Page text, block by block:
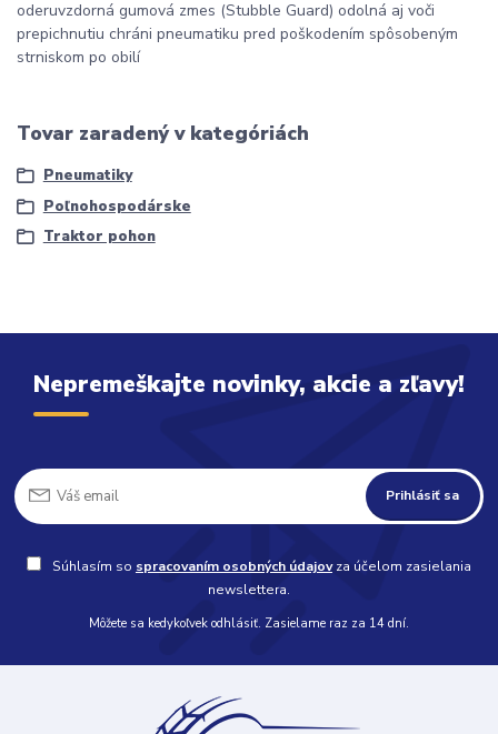
oderuvzdorná gumová zmes (Stubble Guard) odolná aj voči
prepichnutiu chráni pneumatiku pred poškodením spôsobeným
strniskom po obilí
Tovar zaradený v kategóriách
Pneumatiky
Poľnohospodárske
Traktor pohon
Nepremeškajte novinky, akcie a zľavy!
Prihlásiť sa
Súhlasím so spracovaním osobných údajovza účelom zasielania
newslettera.
Môžete sa kedykoľvek odhlásiť. Zasielame raz za 14 dní.